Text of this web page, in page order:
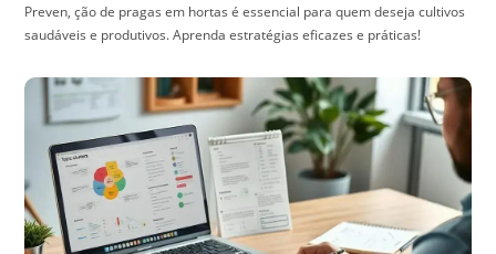
Preven, ção de pragas em hortas é essencial para quem deseja cultivos
saudáveis e produtivos. Aprenda estratégias eficazes e práticas!